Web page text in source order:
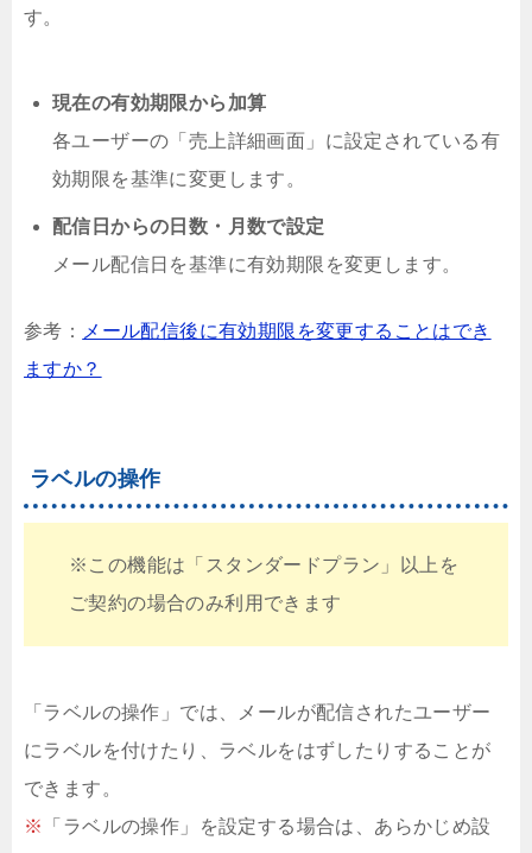
す。
現在の有効期限から加算
各ユーザーの「売上詳細画面」に設定されている有
効期限を基準に変更します。
配信日からの日数・月数で設定
メール配信日を基準に有効期限を変更します。
参考：
メール配信後に有効期限を変更することはでき
ますか？
ラベルの操作
※この機能は「スタンダードプラン」以上を
ご契約の場合のみ利用できます
「ラベルの操作」では、メールが配信されたユーザー
にラベルを付けたり、ラベルをはずしたりすることが
できます。
※
「ラベルの操作」を設定する場合は、あらかじめ設